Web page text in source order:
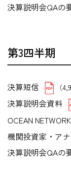
決算説明会QAの
第3四半期
決算短信 （
決算説明会資料
OCEAN
機関投資家・ア
決算説明会QAの